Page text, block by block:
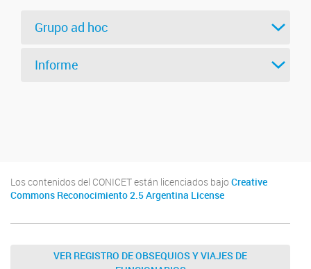
Grupo ad hoc
Informe
Los contenidos del CONICET están licenciados bajo Creative
Commons Reconocimiento 2.5 Argentina License
VER REGISTRO DE OBSEQUIOS Y VIAJES DE